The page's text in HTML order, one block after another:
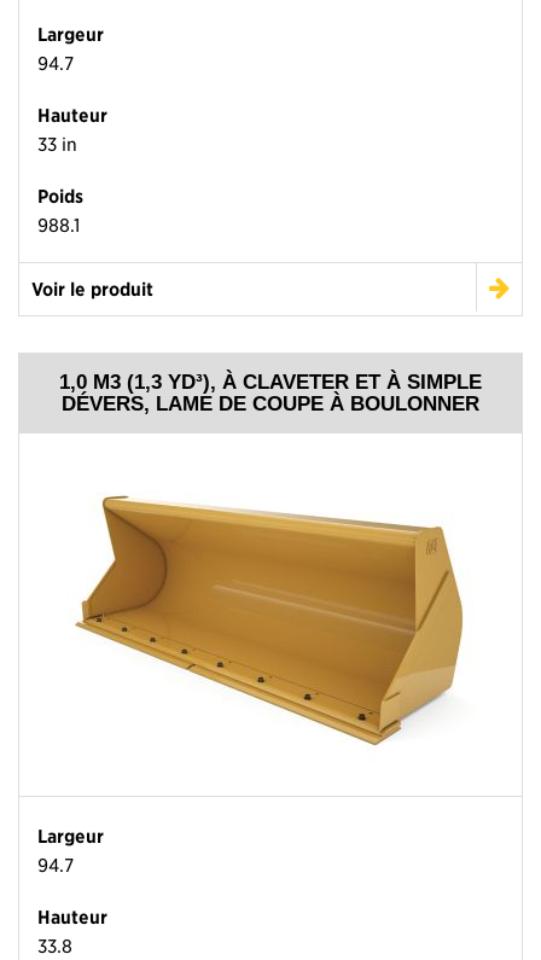
Largeur
94.7
Hauteur
33 in
Poids
988.1
Voir le produit
1,0 M3 (1,3 YD³), À CLAVETER ET À SIMPLE
DÉVERS, LAME DE COUPE À BOULONNER
Largeur
94.7
Hauteur
33.8